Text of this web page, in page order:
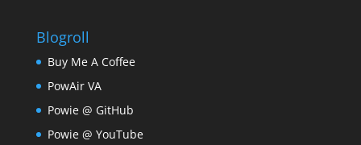
Blogroll
Buy Me A Coffee
PowAir VA
Powie @ GitHub
Powie @ YouTube